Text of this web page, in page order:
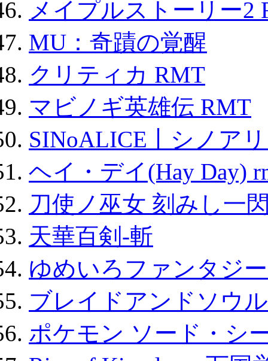
メイプルストーリー2
MU：奇蹟の覚醒
クリティカ RMT
マビノギ英雄伝 RMT
SINoALICE丨シノア
ヘイ・デイ(Hay Day)
刀使ノ巫女 刻みし一
天華百剣-斬
ゆめいろファンタジ
ブレイドアンドソウ
ポケモン ソード・シ